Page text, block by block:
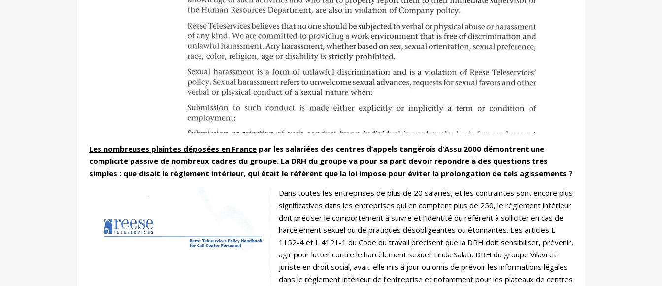
Les nombreuses plaintes déposées en France par les salariées des centres d’appels tangérois d’Assu 2000 démontrent une
complicité passive de nombreux cadres du groupe. La DRH du groupe va pour sa part devoir répondre à des questions très
simples : que disait le règlement intérieur, qui était le référent que la loi impose pour éviter la prolongation de tels agissements ?
Dans toutes les entreprises de plus de 20 salariés, et les contraintes sont encore plus
significatives dans les entreprises qui en comptent plus de 250, le règlement intérieur
doit préciser le comportement à suivre et l’identité du référent à solliciter en cas de
harcèlement sexuel ou de pratiques désobligeantes ou étonnantes. Les articles L
1152-4 et L 4121-1 du Code du travail précisent que la DRH doit sensibiliser, prévenir,
agir pour lutter contre le harcèlement sexuel. Linda Salati, DRH du groupe Vilavi et
juriste en droit social, avait-elle mis à jour ou omis de prévoir les informations légales
dans le règlement intérieur de l’entreprise et notamment pour les plateaux de centres